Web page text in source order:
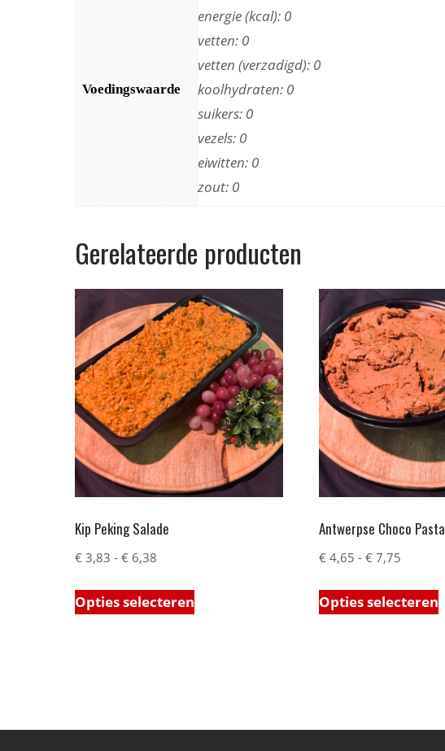
Voedingswaarde
energie (kcal): 0
vetten: 0
vetten (verzadigd): 0
koolhydraten: 0
suikers: 0
vezels: 0
eiwitten: 0
zout: 0
Gerelateerde producten
Kip Peking Salade
€ 3,83 - € 6,38
Opties selecteren
Antwerpse Choco Pasta
€4,65 - €7,75
Opties selecteren